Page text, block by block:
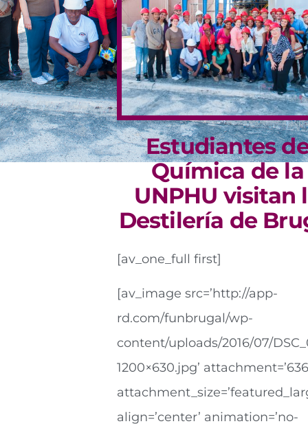
Estudiantes
Química de la
UNPHU visitan
Destilería de
[av_one_full first]
[av_image src=’http://app-
rd.com/funbrugal/wp-
content/uploads/2016/07/
1200×630.jpg’
align=’center’ animation=’no-